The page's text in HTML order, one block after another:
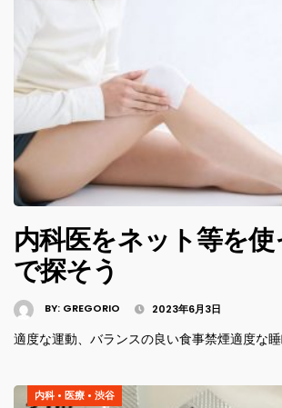
内科医をネット等を
で探そう
BY: GREGORIO 2023年6月3日
適度な運動、バランスの良い食事禁煙適度な
内科 • 医療 • 渋谷